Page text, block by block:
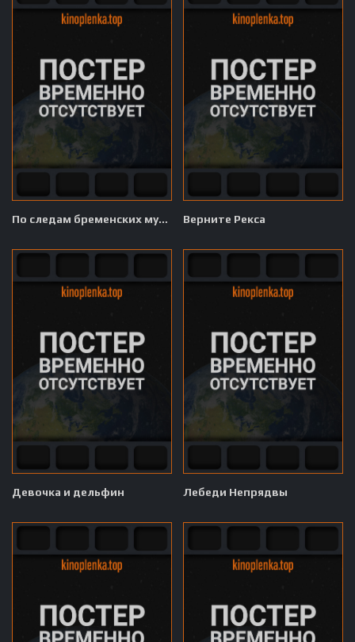
По следам бременских музыкантов Верните Рекса
Девочка и дельфин Лебеди Непрядвы